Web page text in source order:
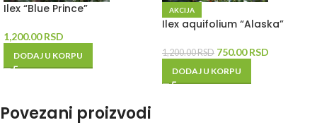
Ilex “Blue Prince”
1,200.00RSD
DODAJ U KORPU
AKCIJA
Ilex aquifolium “Alaska”
1,200.00RSD 750.00RSD
DODAJ U KORPU
Povezani proizvodi